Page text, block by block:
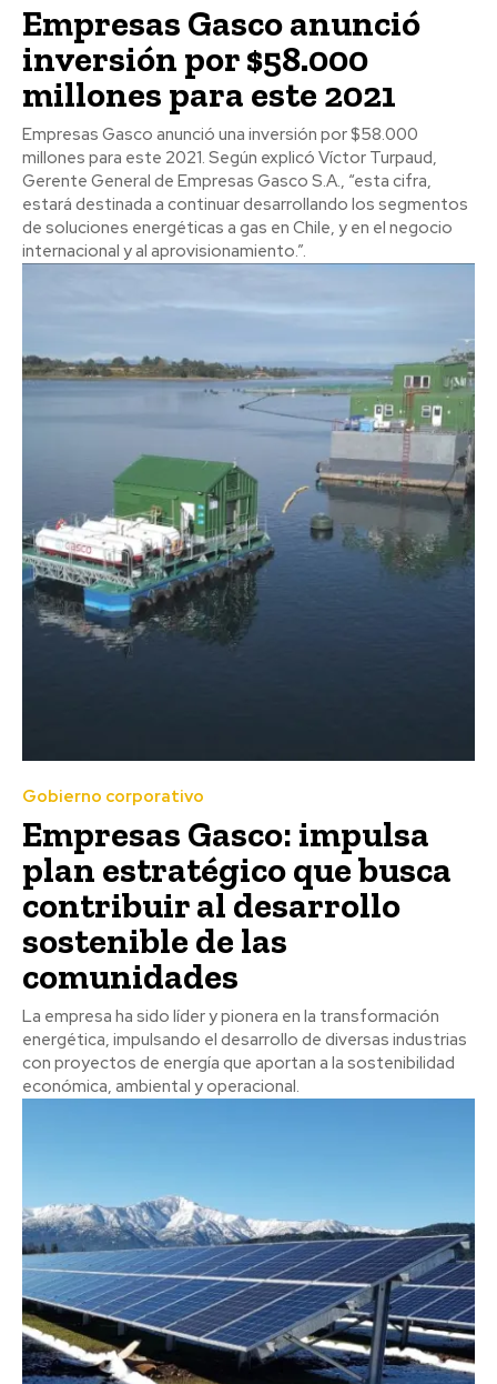
Empresas Gasco anunció
inversión por $58.000
millones para este 2021
Empresas Gasco anunció una inversión por $58.000
millones para este 2021. Según explicó Víctor Turpaud,
Gerente General de Empresas Gasco S.A., “esta cifra,
estará destinada a continuar desarrollando los segmentos
de soluciones energéticas a gas en Chile, y en el negocio
internacional y al aprovisionamiento.”.
Gobierno corporativo
Empresas Gasco: impulsa
plan estratégico que busca
contribuir al desarrollo
sostenible de las
comunidades
La empresa ha sido líder y pionera en la transformación
energética, impulsando el desarrollo de diversas industrias
con proyectos de energía que aportan a la sostenibilidad
económica, ambiental y operacional.